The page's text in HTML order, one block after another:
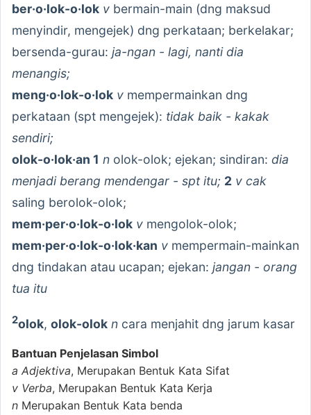
ber·o·lok-o·lok v bermain-main (dng maksud
menyindir, mengejek) dng perkataan; berkelakar;
bersenda-gurau: ja-ngan - lagi, nanti dia
menangis;
meng·o·lok-o·lok v mempermainkan dng
perkataan (spt mengejek): tidak baik - kakak
sendiri;
olok-o·lok·an 1 n olok-olok; ejekan; sindiran: dia
menjadi berang mendengar - spt itu; 2 v cak
saling berolok-olok;
mem·per·o·lok-o·lok v mengolok-olok;
mem·per·o·lok-o·lok·kan v mempermain-mainkan
dng tindakan atau ucapan; ejekan: jangan - orang
tua itu
2olok, olok-olok n cara menjahit dng jarum kasar
Bantuan Penjelasan Simbol
a Adjektiva, Merupakan Bentuk Kata Sifat
v Verba, Merupakan Bentuk Kata Kerja
n Merupakan Bentuk Kata benda